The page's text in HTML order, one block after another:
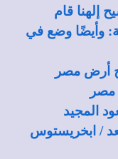
إلهنا قام
وأيضًا وضع في
أرض مصر
مصر
المجيد
/ ابخريستوس